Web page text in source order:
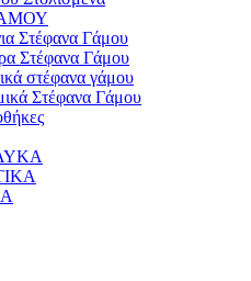
Στέφανα Γάμου
Στέφανα Γάμου
στέφανα γάμου
Στέφανα Γάμου